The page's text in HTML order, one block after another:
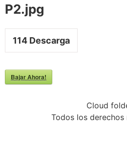
P2.jpg
114 Descarga
Bajar Ahora!
Cloud
Todos los derechos